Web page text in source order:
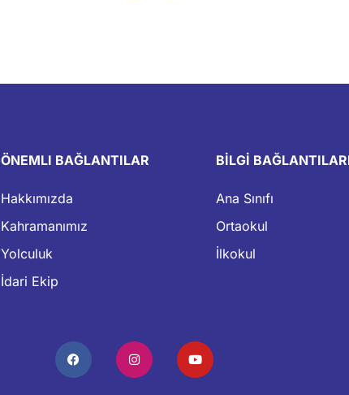
ÖNEMLI BAĞLANTILAR
Hakkımızda
Kahramanımız
Yolculuk
İdari Ekip
BİLGİ
Ana Sınıfı
Ortaokul
İlkokul